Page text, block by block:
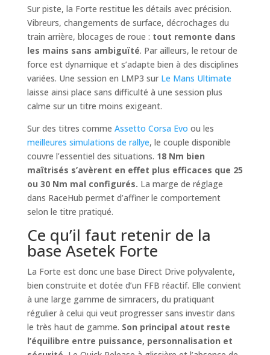
Sur piste, la Forte restitue les détails avec précision.
Vibreurs, changements de surface, décrochages du
train arrière, blocages de roue : tout remonte dans
les mains sans ambiguïté. Par ailleurs, le retour de
force est dynamique et s’adapte bien à des disciplines
variées. Une session en LMP3 sur Le Mans Ultimate
laisse ainsi place sans difficulté à une session plus
calme sur un titre moins exigeant.
Sur des titres comme Assetto Corsa Evo ou les
meilleures simulations de rallye, le couple disponible
couvre l’essentiel des situations. 18 Nm bien
maîtrisés s’avèrent en effet plus efficaces que 25
ou 30 Nm mal configurés. La marge de réglage
dans RaceHub permet d’affiner le comportement
selon le titre pratiqué.
Ce qu’il faut retenir de la
base Asetek Forte
La Forte est donc une base Direct Drive polyvalente,
bien construite et dotée d’un FFB réactif. Elle convient
à une large gamme de simracers, du pratiquant
régulier à celui qui veut progresser sans investir dans
le très haut de gamme. Son principal atout reste
l’équilibre entre puissance, personnalisation et